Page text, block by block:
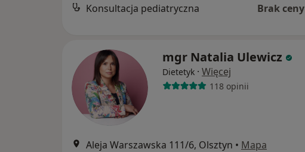
Konsultacja pediatryczna Brak ceny
mgr Natalia Ulewicz
Dietetyk · Więcej
118 opinii
Aleja Warszawska 111/6, Olsztyn • Mapa